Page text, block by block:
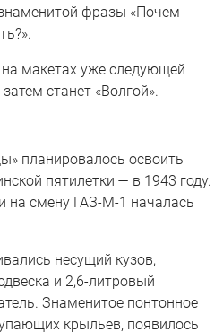
фразы «Почем
макетах уже следующей
станет «Волгой».
планировалось освоить
пятилетки — в 1943 году.
на смену ГАЗ-М-1 началась
несущий кузов,
и 2,6-литровый
Знаменитое понтонное
крыльев, появилось